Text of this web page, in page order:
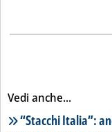
Vedi anche...
Lista notizie
“Stacchi Italia”: